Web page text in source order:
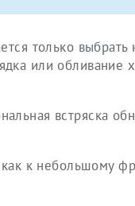
только выбрать
или обливание
встряска
к небольшому